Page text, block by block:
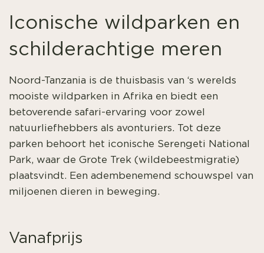
Iconische wildparken en
schilderachtige meren
Noord-Tanzania is de thuisbasis van ‘s werelds
mooiste wildparken in Afrika en biedt een
betoverende safari-ervaring voor zowel
natuurliefhebbers als avonturiers. Tot deze
parken behoort het iconische Serengeti National
Park, waar de Grote Trek (wildebeestmigratie)
plaatsvindt. Een adembenemend schouwspel van
miljoenen dieren in beweging.
Vanafprijs